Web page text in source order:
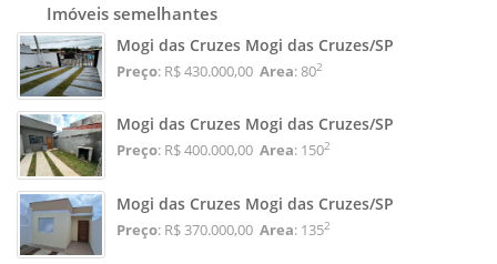
Imóveis semelhantes
Mogi das Cruzes Mogi das Cruzes/SP
Preço: R$ 430.000,00 Area: 802
Mogi das Cruzes Mogi das Cruzes/SP
Preço: R$ 400.000,00 Area: 1502
Mogi das Cruzes Mogi das Cruzes/SP
Preço: R$ 370.000,00 Area: 1352